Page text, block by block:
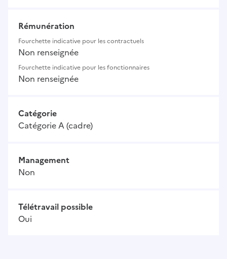
Rémunération
Fourchette indicative pour les contractuels
Non renseignée
Fourchette indicative pour les fonctionnaires
Non renseignée
Catégorie
Catégorie A (cadre)
Management
Non
Télétravail possible
Oui